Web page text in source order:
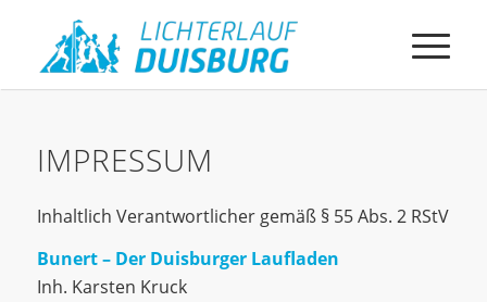
IMPRESSUM
Inhaltlich Verantwortlicher gemäß § 55 Abs. 2 RStV
Bunert – Der Duisburger Laufladen
Inh. Karsten Kruck